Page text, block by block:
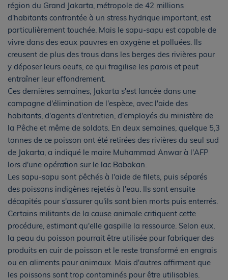
région du Grand Jakarta, métropole de 42 millions
d'habitants confrontée à un stress hydrique important, est
particulièrement touchée. Mais le sapu-sapu est capable de
vivre dans des eaux pauvres en oxygène et polluées. Ils
creusent de plus des trous dans les berges des rivières pour
y déposer leurs oeufs, ce qui fragilise les parois et peut
entraîner leur effondrement.
Ces dernières semaines, Jakarta s'est lancée dans une
campagne d'élimination de l'espèce, avec l'aide des
habitants, d'agents d'entretien, d'employés du ministère de
la Pêche et même de soldats. En deux semaines, quelque 5,3
tonnes de ce poisson ont été retirées des rivières du seul sud
de Jakarta, a indiqué le maire Muhammad Anwar à l'AFP
lors d'une opération sur le lac Babakan.
Les sapu-sapu sont pêchés à l'aide de filets, puis séparés
des poissons indigènes rejetés à l'eau. Ils sont ensuite
décapités pour s'assurer qu'ils sont bien morts puis enterrés.
Certains militants de la cause animale critiquent cette
procédure, estimant qu'elle gaspille la ressource. Selon eux,
la peau du poisson pourrait être utilisée pour fabriquer des
produits en cuir de poisson et le reste transformé en engrais
ou en aliments pour animaux. Mais d'autres affirment que
les poissons sont trop contaminés pour être utilisables.